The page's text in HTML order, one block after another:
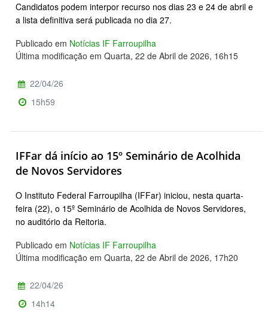
Candidatos podem interpor recurso nos dias 23 e 24 de abril e
a lista definitiva será publicada no dia 27.
Publicado em Notícias IF Farroupilha
Última modificação em Quarta, 22 de Abril de 2026, 16h15
22/04/26
15h59
IFFar dá início ao 15º Seminário de Acolhida
de Novos Servidores
O Instituto Federal Farroupilha (IFFar) iniciou, nesta quarta-
feira (22), o 15º Seminário de Acolhida de Novos Servidores,
no auditório da Reitoria.
Publicado em Notícias IF Farroupilha
Última modificação em Quarta, 22 de Abril de 2026, 17h20
22/04/26
14h14